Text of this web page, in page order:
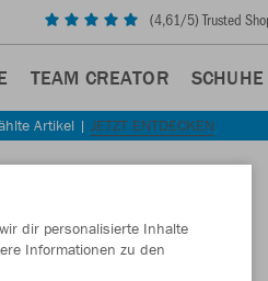
(4,61/5) Trusted
TEAM CREATOR SCHUHE
Artikel | JETZT ENTDECKEN
dir personalisierte Inhalte
Informationen zu den